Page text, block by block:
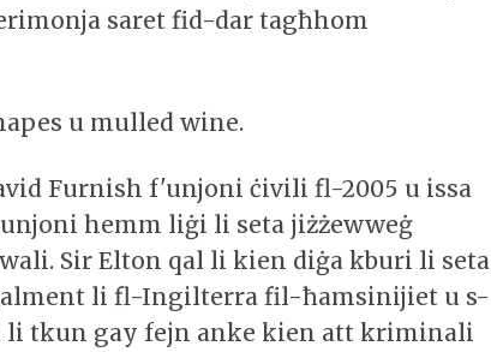
saret fid-dar tagħhom
u mulled wine.
Furnish f'unjoni ċivili fl-2005 u issa
hemm liġi li seta jiżżewweġ
Sir Elton qal li kien diġa kburi li seta
li fl-Ingilterra fil-ħamsinijiet u s-
tkun gay fejn anke kien att kriminali